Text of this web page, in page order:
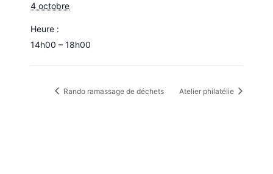
4 octobre
Heure :
14h00 – 18h00
Rando ramassage de déchets Atelier philatélie